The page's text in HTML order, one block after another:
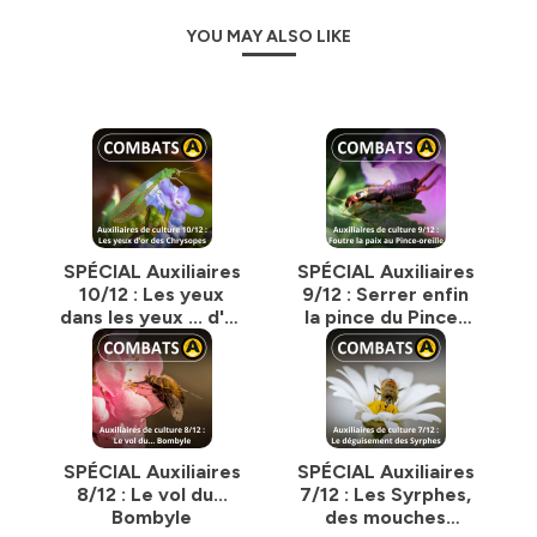
Contact:
Marc Mortelmans
06 52 49 13 71
contact@baleinesousgravillon.com
_______
Toutes les infos :
https://bit.ly/prez_CBT_ecosyst_BSG
Hébergé par Ausha. Visitez
ausha.co/politique-de-
confidentialitepour plus d'informations.
YOU MAY ALSO LIKE
SPÉCIAL Auxiliaires
10/12 : Les yeux
dans les yeux ... d'or
des Chrysopes
SPÉCIAL Auxiliaires
9/12 : Serrer enfin
la pince du Pince-
oreille
SPÉCIAL Auxiliaires
8/12 : Le vol du...
Bombyle
SPÉCIAL Auxiliaires
7/12 : Les Syrphes,
des mouches